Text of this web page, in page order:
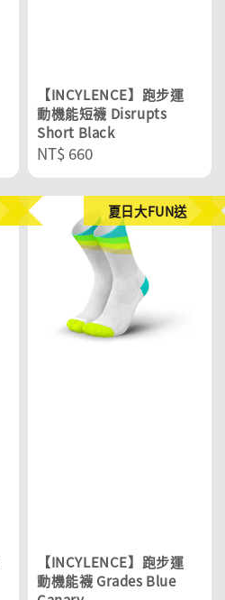
【INCYLENCE】跑步運
動機能短襪 Disrupts
Short Black
Regular
price
NT$ 660
夏日大FUN送
【INCYLENCE】跑步運
動機能襪 Grades Blue